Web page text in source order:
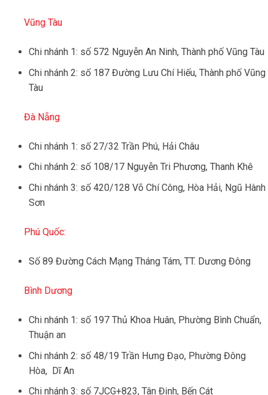
Vũng Tàu
Chi nhánh 1: số 572 Nguyễn An Ninh, Thành phố Vũng Tàu
Chi nhánh 2: số 187 Đường Lưu Chí Hiếu, Thành phố Vũng
Tàu
Đà Nẵng
Chi nhánh 1: số 27/32 Trần Phú, Hải Châu
Chi nhánh 2: số 108/17 Nguyễn Tri Phương, Thanh Khê
Chi nhánh 3: số 420/128 Võ Chí Công, Hòa Hải, Ngũ Hành
Sơn
Phú Quốc:
Số 89 Đường Cách Mạng Tháng Tám, TT. Dương Đông
Bình Dương
Chi nhánh 1: số 197 Thủ Khoa Huân, Phường Bình Chuẩn,
Thuận an
Chi nhánh 2: số 48/19 Trần Hưng Đạo, Phường Đông
Hòa, Dĩ An
Chi nhánh 3: số 7JCG+823, Tân Định, Bến Cát